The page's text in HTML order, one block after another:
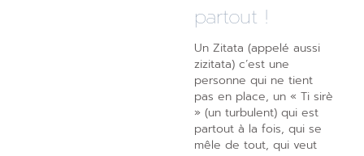
partout !
Un Zitata (appelé aussi
zizitata) c’est une
personne qui ne tient
pas en place, un « Ti sirè
» (un turbulent) qui est
partout à la fois, qui se
mêle de tout, qui veut